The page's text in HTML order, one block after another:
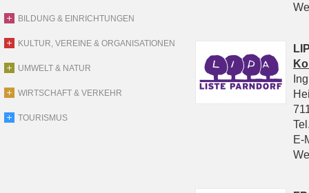
BILDUNG & EINRICHTUNGEN
KULTUR, VEREINE & ORGANISATIONEN
UMWELT & NATUR
WIRTSCHAFT & VERKEHR
TOURISMUS
E-